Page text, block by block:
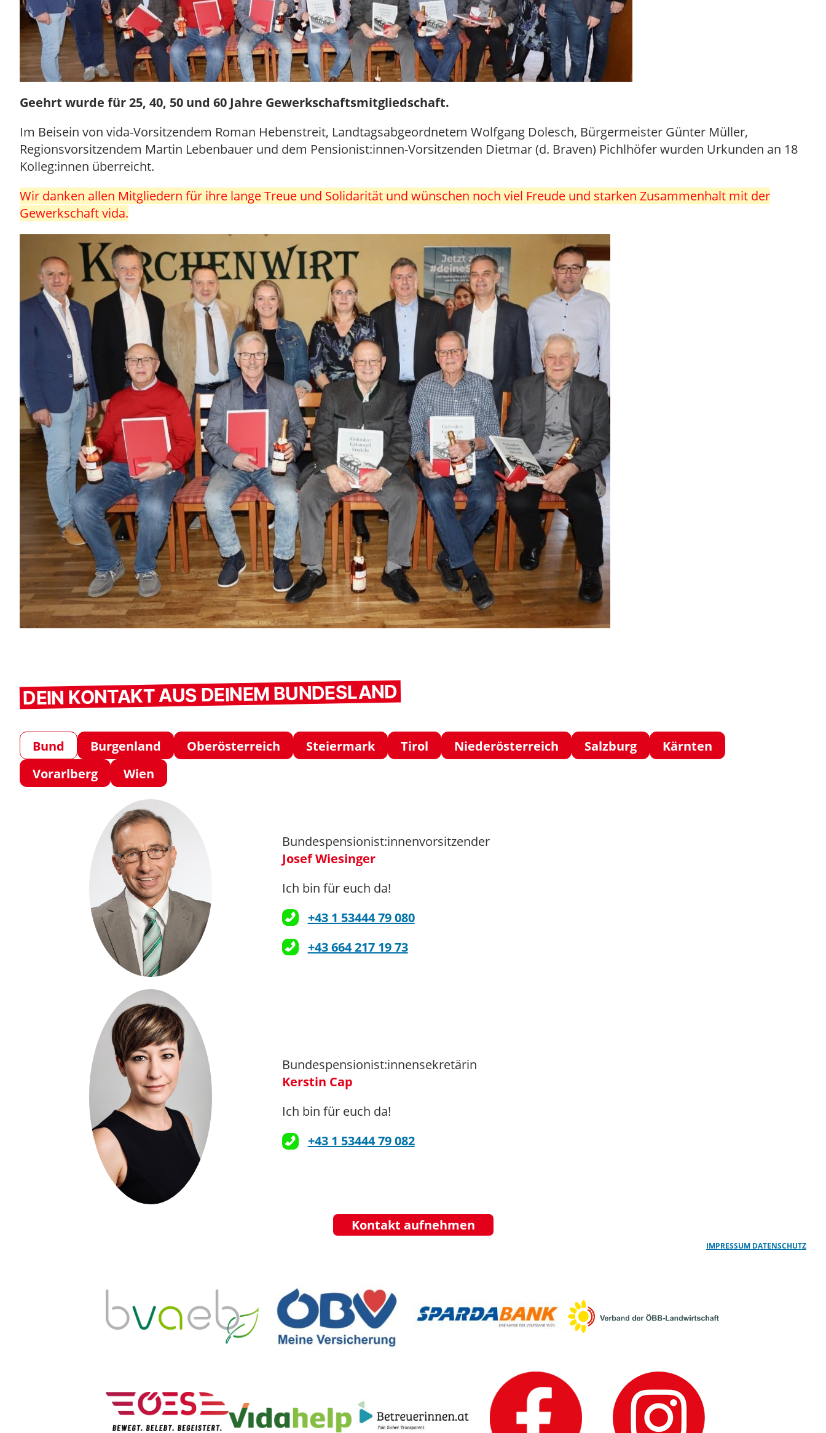
Geehrt wurde für 25, 40, 50 und 60 Jahre Gewerkschaftsmitgliedschaft.
Im Beisein von vida-Vorsitzendem Roman Hebenstreit, Landtagsabgeordnetem Wolfgang Dolesch, Bürgermeister Günter Müller,
Regionsvorsitzendem Martin Lebenbauer und dem Pensionist:innen-Vorsitzenden Dietmar (d. Braven) Pichlhöfer wurden Urkunden an 18
Kolleg:innen überreicht.
Wir danken allen Mitgliedern für ihre lange Treue und Solidarität und wünschen noch viel Freude und starken Zusammenhalt mit der
Gewerkschaft vida.
DEIN KONTAKT AUS DEINEM BUNDESLAND
Bund Burgenland Oberösterreich Steiermark Tirol Niederösterreich Salzburg
Kärnten
Vorarlberg
Wien
Bundespensionist:innenvorsitzender
Josef Wiesinger
Ich bin für euch da!
+43 1 53444 79 080
+43 664 217 19 73
Bundespensionist:innensekretärin
Kerstin Cap
Ich bin für euch da!
+43 1 53444 79 082
Kontakt aufnehmen
IMPRESSUM DATENSCHUTZ